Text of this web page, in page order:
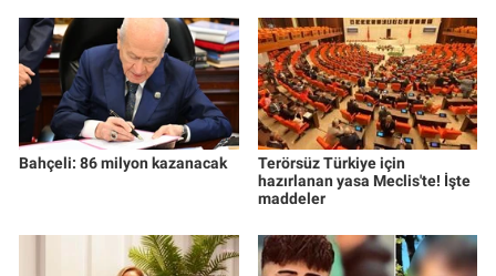
Bahçeli: 86 milyon kazanacak
Terörsüz Türkiye için
hazırlanan yasa Meclis'te! İşte
maddeler
Yerel Gündem
Yerel Yaşam
Canlı Yayın